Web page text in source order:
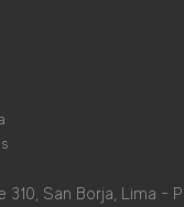
310, San Borja, Lima -